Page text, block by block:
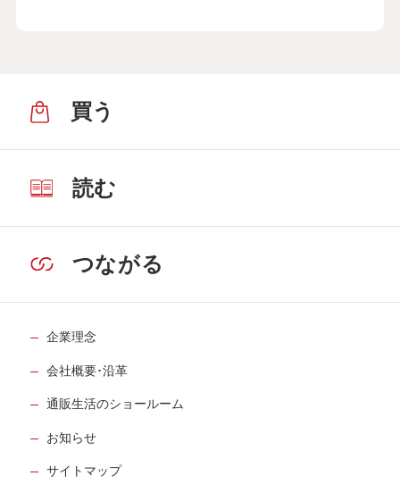
買う
読む
つながる
企業理念
会社概要･沿革
通販生活のショールーム
お知らせ
サイトマップ